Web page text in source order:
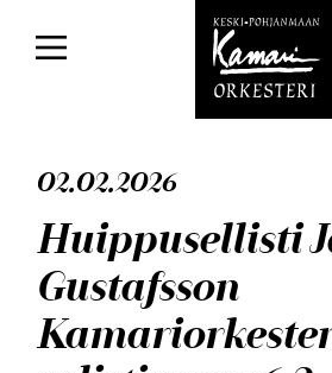
Liput
Yleisölle
02.02.2026
Huippusellisti
Gustafsson